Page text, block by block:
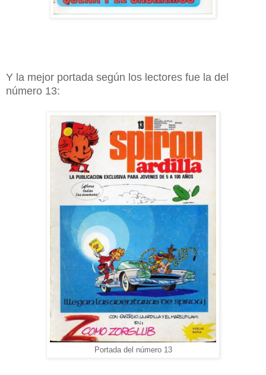
Y la mejor portada según los lectores fue la del
número 13:
Portada del número 13